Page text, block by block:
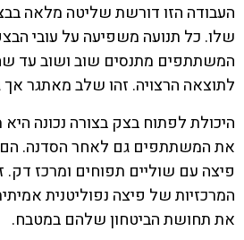
העבודה הזו דורשת שליטה מלאה
שלו. כל תנועה משפיעה על עובי
המשתתפים מתנסים שוב ושוב עד
לתוצאה הרצויה. זהו שלב מאתגר
היכולת לפתוח בצק בצורה נכונה
את המשתתפים גם לאחר הסדנה. הם
פיצה עם שוליים תפוחים ומרכז דק.
המרכזיות של פיצה נפוליטנית
את תחושת הביטחון שלהם במטבח.